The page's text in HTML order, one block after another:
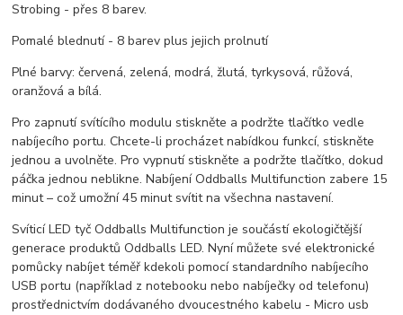
Strobing - přes 8 barev.
Pomalé blednutí - 8 barev plus jejich prolnutí
Plné barvy: červená, zelená, modrá, žlutá, tyrkysová, růžová,
oranžová a bílá.
Pro zapnutí svítícího modulu stiskněte a podržte tlačítko vedle
nabíjecího portu. Chcete-li procházet nabídkou funkcí, stiskněte
jednou a uvolněte. Pro vypnutí stiskněte a podržte tlačítko, dokud
páčka jednou neblikne. Nabíjení Oddballs Multifunction zabere 15
minut – což umožní 45 minut svítit na všechna nastavení.
Svíticí LED tyč Oddballs Multifunction je součástí ekologičtější
generace produktů Oddballs LED. Nyní můžete své elektronické
pomůcky nabíjet téměř kdekoli pomocí standardního nabíjecího
USB portu (například z notebooku nebo nabíječky od telefonu)
prostřednictvím dodávaného dvoucestného kabelu - Micro usb